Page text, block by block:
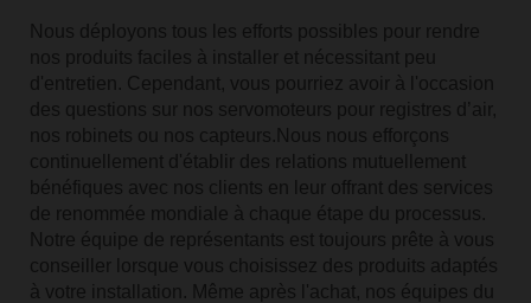
Nous déployons tous les efforts possibles pour rendre
nos produits faciles à installer et nécessitant peu
d'entretien. Cependant, vous pourriez avoir à l'occasion
des questions sur nos servomoteurs pour registres d’air,
nos robinets ou nos capteurs.Nous nous efforçons
continuellement d'établir des relations mutuellement
bénéfiques avec nos clients en leur offrant des services
de renommée mondiale à chaque étape du processus.
Notre équipe de représentants est toujours prête à vous
conseiller lorsque vous choisissez des produits adaptés
à votre installation. Même après l'achat, nos équipes du